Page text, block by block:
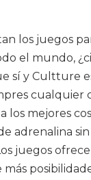
los juegos
el mundo,
sí y Cultture
cualquier
los mejores
adrenalina
juegos